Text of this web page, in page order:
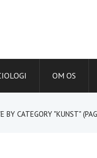
OM OS
BY CATEGORY "KUNST"